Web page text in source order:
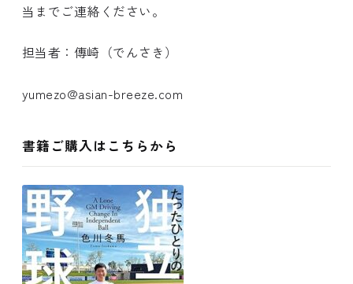
当までご連絡ください。
担当者：傳崎（でんさき）
yumezo@asian-breeze.com
書籍ご購入はこちらから